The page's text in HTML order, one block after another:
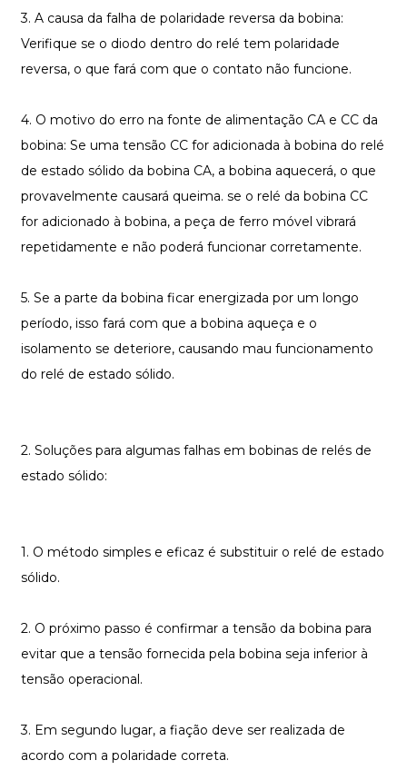
3. A causa da falha de polaridade reversa da bobina:
Verifique se o diodo dentro do relé tem polaridade
reversa, o que fará com que o contato não funcione.
4. O motivo do erro na fonte de alimentação CA e CC da
bobina: Se uma tensão CC for adicionada à bobina do relé
de estado sólido da bobina CA, a bobina aquecerá, o que
provavelmente causará queima. se o relé da bobina CC
for adicionado à bobina, a peça de ferro móvel vibrará
repetidamente e não poderá funcionar corretamente.
5. Se a parte da bobina ficar energizada por um longo
período, isso fará com que a bobina aqueça e o
isolamento se deteriore, causando mau funcionamento
do relé de estado sólido.
2. Soluções para algumas falhas em bobinas de relés de
estado sólido:
1. O método simples e eficaz é substituir o relé de estado
sólido.
2. O próximo passo é confirmar a tensão da bobina para
evitar que a tensão fornecida pela bobina seja inferior à
tensão operacional.
3. Em segundo lugar, a fiação deve ser realizada de
acordo com a polaridade correta.